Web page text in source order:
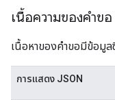
เนื้อความของคำขอ
เนื้อหาของคำขอมีข้อมู
การแสดง JSON